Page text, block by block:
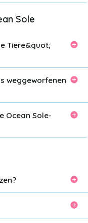
Sole
Tiere&quot;
weggeworfenen
Ocean Sole-